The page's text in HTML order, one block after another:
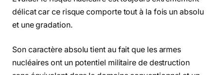
délicat car ce risque comporte tout à la fois un absolu
et une gradation.
Son caractère absolu tient au fait que les armes
nucléaires ont un potentiel militaire de destruction